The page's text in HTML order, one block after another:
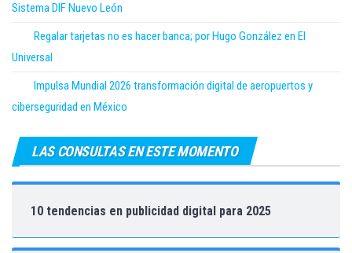
Sistema DIF Nuevo León
Regalar tarjetas no es hacer banca; por Hugo González en El
Universal
Impulsa Mundial 2026 transformación digital de aeropuertos y
ciberseguridad en México
LAS CONSULTAS EN ESTE MOMENTO
10 tendencias en publicidad digital para 2025